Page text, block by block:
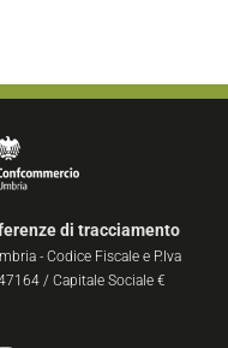
di tracciamento
- Codice Fiscale e P.Iva
/ Capitale Sociale €